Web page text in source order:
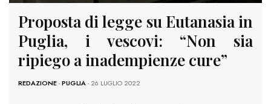
Proposta di legge su Eutanasia in
Puglia, i vescovi: “Non sia
ripiego a inadempienze cure”
REDAZIONE-PUGLIA- 26 LUGLIO 2022